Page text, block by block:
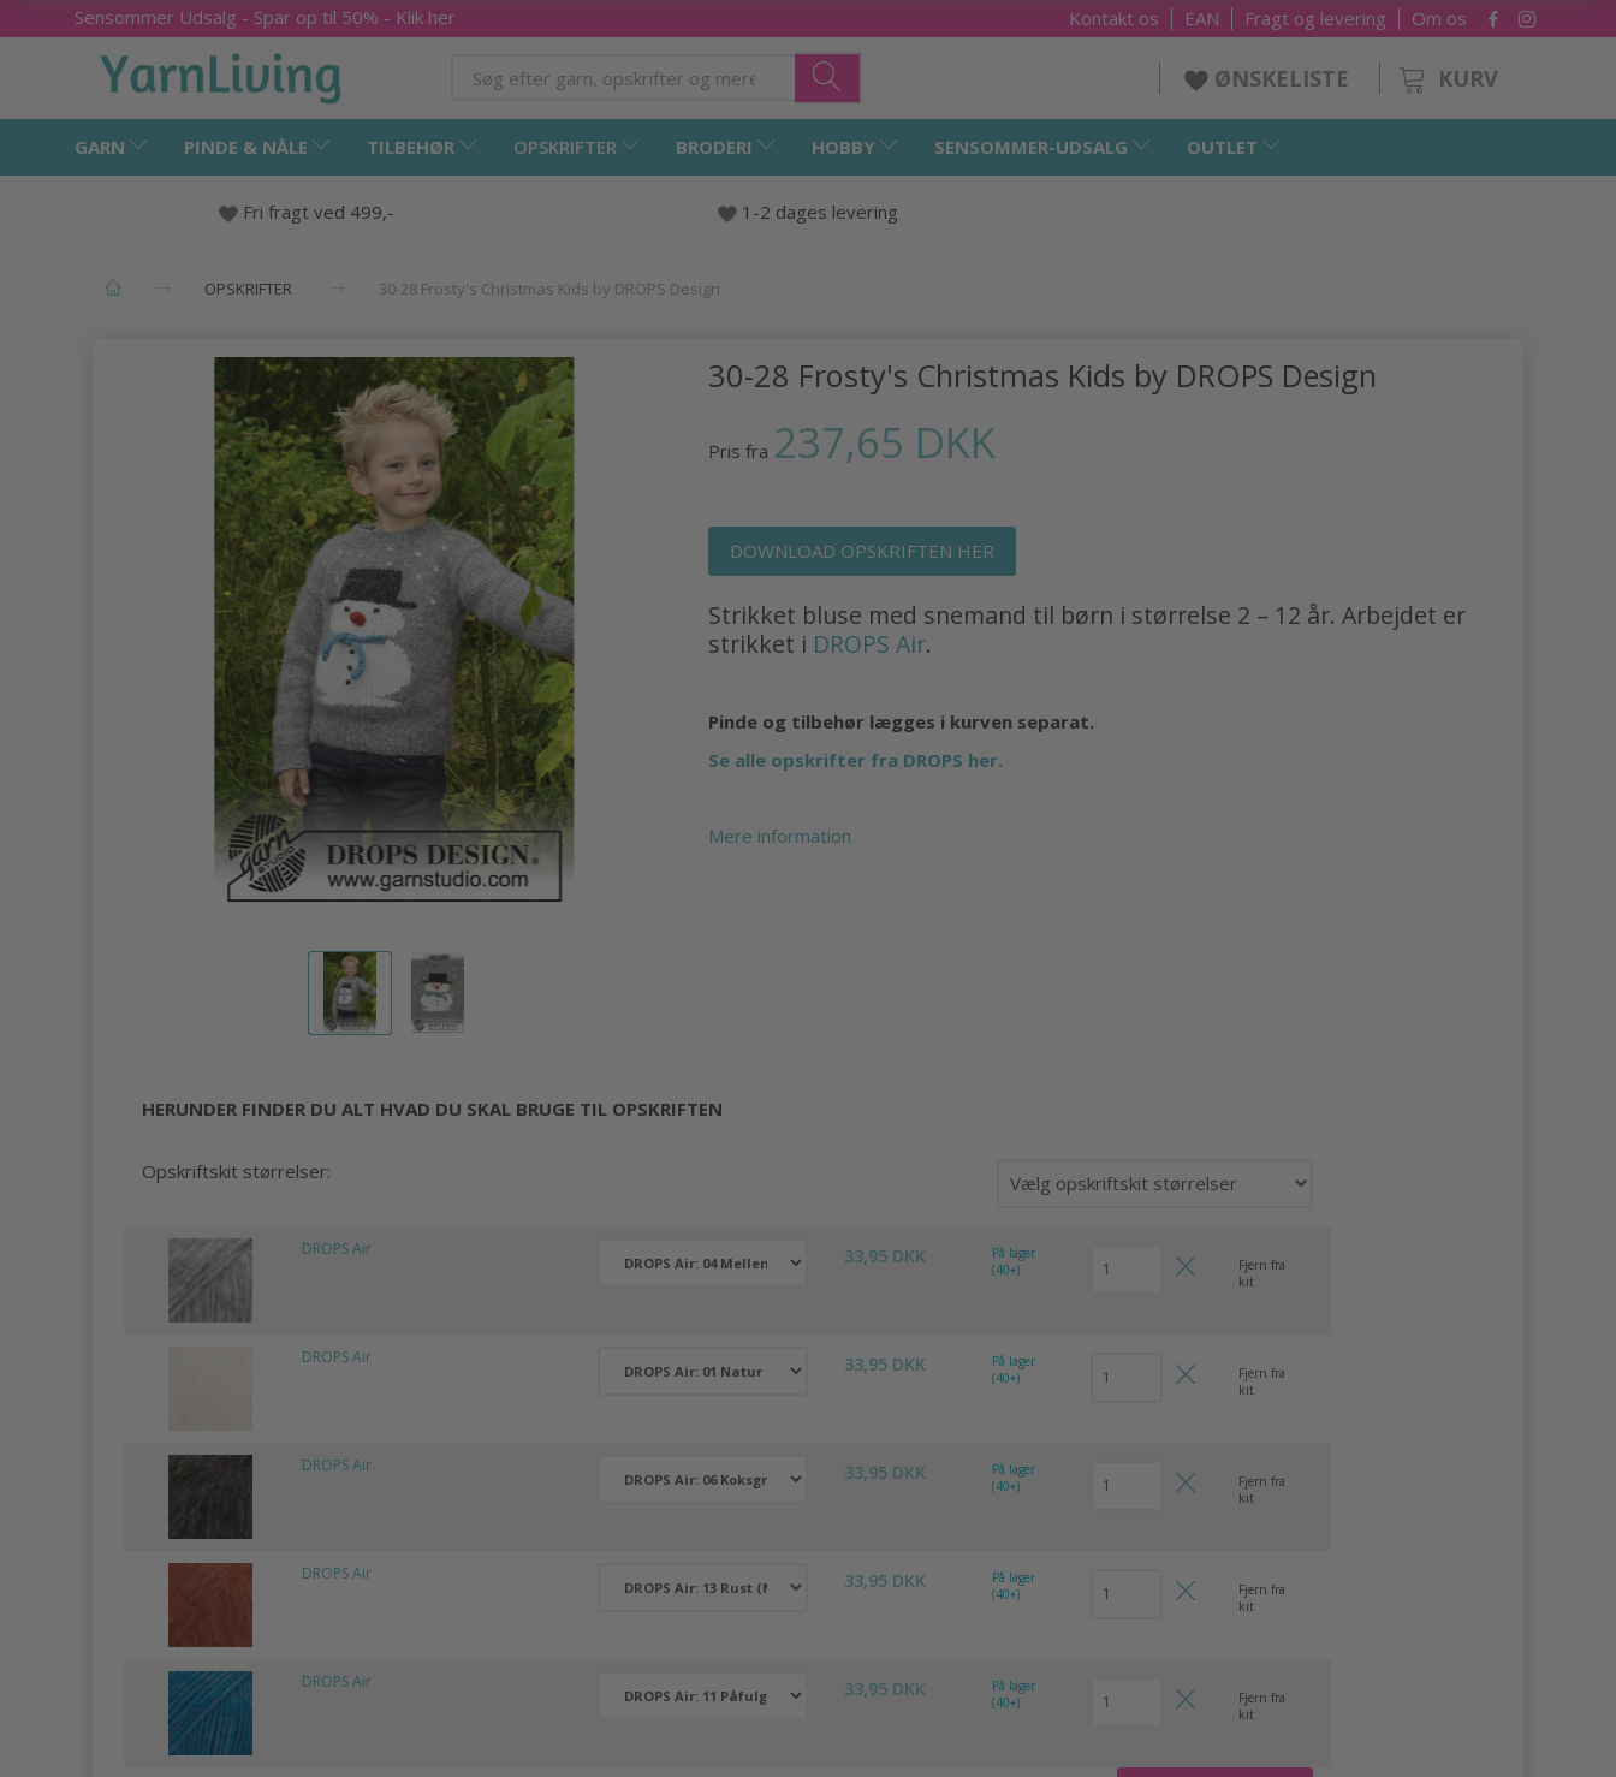
Sensommer Udsalg - Spar op til 50% - Klik her Om os
Fragt og levering
EAN
Kontakt os
KURV
ØNSKELISTE
GARN PINDE & NÅLE TILBEHØR OPSKRIFTER BRODERI HOBBY SENSOMMER-UDSALG OUTLET
Fri fragt ved 499,- 1-2 dages levering
OPSKRIFTER 30-28 Frosty's Christmas Kids by DROPS Design
30-28 Frosty's Christmas Kids by DROPS Design
Pris fra 237,65 DKK
DOWNLOAD OPSKRIFTEN HER
Strikket bluse med snemand til børn i størrelse 2 – 12 år. Arbejdet er
strikket i DROPS Air.
Pinde og tilbehør lægges i kurven separat.
Se alle opskrifter fra DROPS her.
Mere information
HERUNDER FINDER DU ALT HVAD DU SKAL BRUGE TIL OPSKRIFTEN
Opskriftskit størrelser:
DROPS Air 33,95 DKK
På lager
(40+)
Fjern fra
kit
DROPS Air 33,95 DKK
På lager
(40+)
Fjern fra
kit
DROPS Air 33,95 DKK
På lager
(40+)
Fjern fra
kit
DROPS Air 33,95 DKK
På lager
(40+)
Fjern fra
kit
DROPS Air 33,95 DKK
På lager
(40+)
Fjern fra
kit